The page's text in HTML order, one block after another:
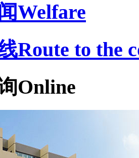
Welfare
Route to the
Online